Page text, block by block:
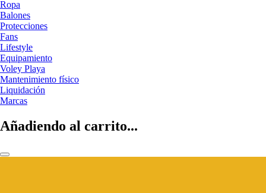
Ropa
Balones
Protecciones
Fans
Lifestyle
Equipamiento
Voley Playa
Mantenimiento físico
Liquidación
Marcas
Añadiendo al carrito...